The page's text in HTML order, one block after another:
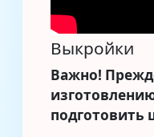
Выкройки
Важно!
подготовить